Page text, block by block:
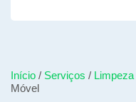
Início / Serviços / Limpeza
Móvel